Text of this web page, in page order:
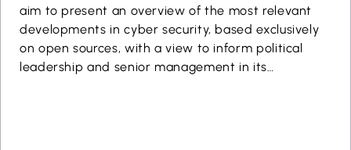
aim to present an overview of the most relevant
developments in cyber security, based exclusively
on open sources, with a view to inform political
leadership and senior management in its